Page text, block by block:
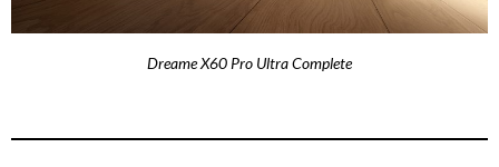
Dreame X60 Pro Ultra Complete